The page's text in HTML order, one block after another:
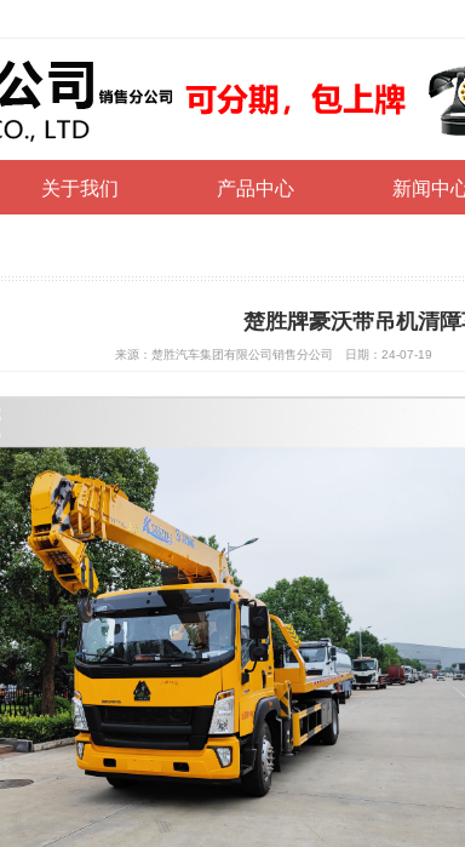
关于我们 产品中心 新闻中
楚胜牌豪沃带吊机清
来源：楚胜汽车集团有限公司销售分公司 日期：24-07-19